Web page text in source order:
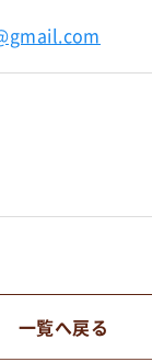
一覧へ戻る